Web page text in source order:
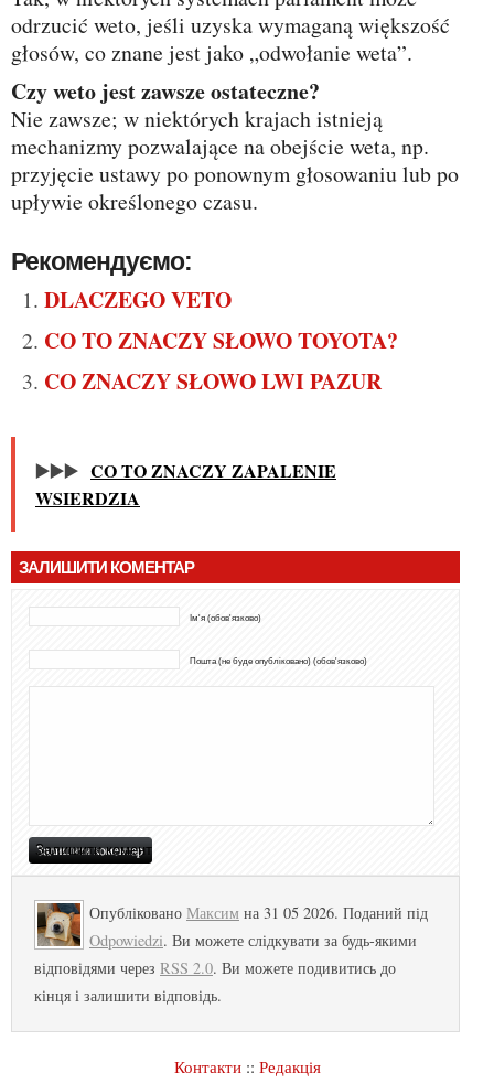
odrzucić weto, jeśli uzyska wymaganą większość
głosów, co znane jest jako „odwołanie weta”.
Czy weto jest zawsze ostateczne?
Nie zawsze; w niektórych krajach istnieją
mechanizmy pozwalające na obejście weta, np.
przyjęcie ustawy po ponownym głosowaniu lub po
upływie określonego czasu.
Рекомендуємо:
DLACZEGO VETO
CO TO ZNACZY SŁOWO TOYOTA?
CO ZNACZY SŁOWO LWI PAZUR
▶️▶️▶️ CO TO ZNACZY ZAPALENIE
WSIERDZIA
ЗАЛИШИТИ КОМЕНТАР
Ім'я (обов'язково)
Пошта (не буде опубліковано) (обов'язково)
Опубліковано Максим на 31 05 2026. Поданий під
Odpowiedzi. Ви можете слідкувати за будь-якими
відповідями через RSS 2.0. Ви можете подивитись до
кінця і залишити відповідь.
Контакти:: Редакція